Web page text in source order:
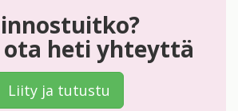
ota heti yhteyttä
Liity ja tutustu